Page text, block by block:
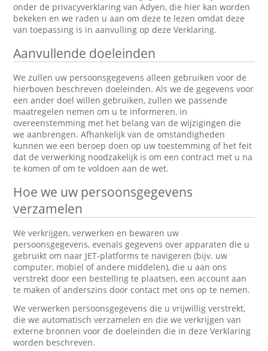
onder de privacyverklaring van Adyen, die hier kan worden
bekeken en we raden u aan om deze te lezen omdat deze
van toepassing is in aanvulling op deze Verklaring.
Aanvullende doeleinden
We zullen uw persoonsgegevens alleen gebruiken voor de
hierboven beschreven doeleinden. Als we de gegevens voor
een ander doel willen gebruiken, zullen we passende
maatregelen nemen om u te informeren, in
overeenstemming met het belang van de wijzigingen die
we aanbrengen. Afhankelijk van de omstandigheden
kunnen we een beroep doen op uw toestemming of het feit
dat de verwerking noodzakelijk is om een contract met u na
te komen of om te voldoen aan de wet.
Hoe we uw persoonsgegevens
verzamelen
We verkrijgen, verwerken en bewaren uw
persoonsgegevens, evenals gegevens over apparaten die u
gebruikt om naar JET-platforms te navigeren (bijv. uw
computer, mobiel of andere middelen), die u aan ons
verstrekt door een bestelling te plaatsen, een account aan
te maken of anderszins door contact met ons op te nemen.
We verwerken persoonsgegevens die u vrijwillig verstrekt,
die we automatisch verzamelen en die we verkrijgen van
externe bronnen voor de doeleinden die in deze Verklaring
worden beschreven.